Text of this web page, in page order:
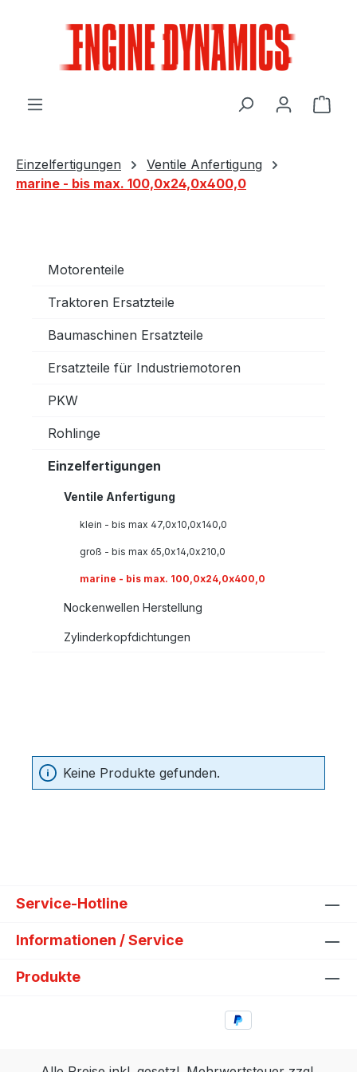
Einzelfertigungen
Ventile Anfertigung
marine - bis max. 100,0x24,0x400,0
Motorenteile
Traktoren Ersatzteile
Baumaschinen Ersatzteile
Ersatzteile für Industriemotoren
PKW
Rohlinge
Einzelfertigungen
Ventile Anfertigung
klein - bis max 47,0x10,0x140,0
groß - bis max 65,0x14,0x210,0
marine - bis max. 100,0x24,0x400,0
Nockenwellen Herstellung
Zylinderkopfdichtungen
Keine Produkte gefunden.
Service-Hotline
Informationen / Service
Produkte